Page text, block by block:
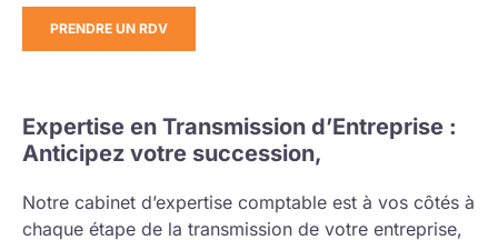
PRENDRE UN RDV
Expertise en Transmission d’Entreprise :
Anticipez votre succession,
Notre cabinet d’expertise comptable est à vos côtés à
chaque étape de la transmission de votre entreprise,